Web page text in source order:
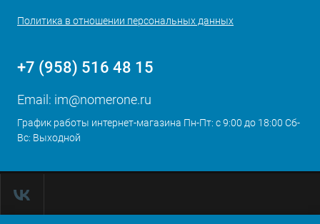
Политика в отношении персональных данных
+7 (958) 516 48 15
Email: im@nomerone.ru
График работы интернет-магазина Пн-Пт: с 9:00 до 18:00 Сб-
Вс: Выходной